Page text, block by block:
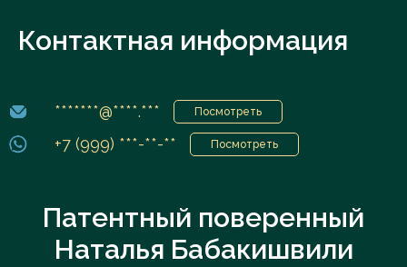
Контактная информация
*******@****.*** Посмотреть
+7 (999) ***-**-** Посмотреть
Патентный поверенный
Наталья Бабакишвили